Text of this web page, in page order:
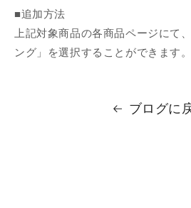
■追加方法
上記対象商品の各商品ページにて
ング」を選択することができます。
ブログに